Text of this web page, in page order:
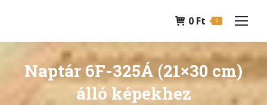
0 Ft 0
Naptár 6F-325Á (21×30 cm)
álló képekhez